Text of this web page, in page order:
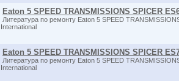
Eaton 5 SPEED TRANSMISSIONS SPICER
Литература по ремонту Eaton 5 SPEED
International
Eaton 5 SPEED TRANSMISSIONS SPICER
Литература по ремонту Eaton 5 SPEED
International